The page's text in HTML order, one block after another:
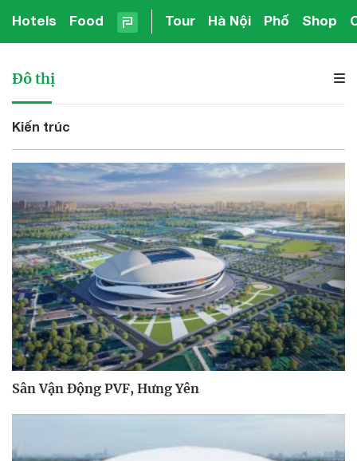
Hotels Food Tour Hà Nội Phố Shop
Đô thị
Kiến trúc
Sân Vận Động PVF, Hưng Yên